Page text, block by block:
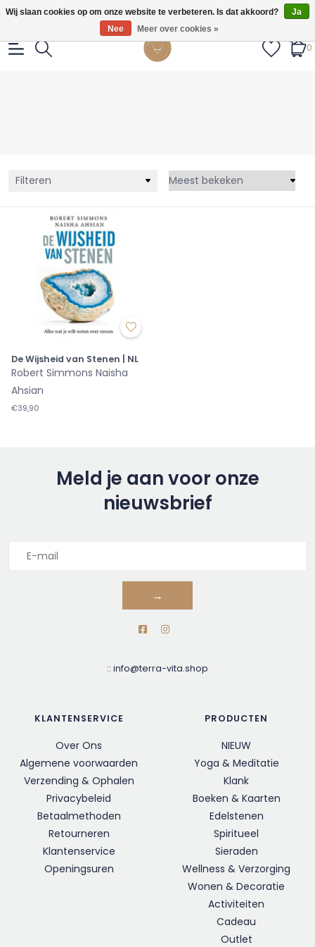
Gratis verzendig vanaf €55.
0
Filteren
De Wijsheid van Stenen | NL
Robert Simmons Naisha
Ahsian
€39,90
Meld je aan voor onze
nieuwsbrief
→
:: info@terra-vita.shop
KLANTENSERVICE
Over Ons
Algemene voorwaarden
Verzending & Ophalen
Privacybeleid
Betaalmethoden
Retourneren
Klantenservice
Openingsuren
PRODUCTEN
NIEUW
Yoga & Meditatie
Klank
Boeken & Kaarten
Edelstenen
Spiritueel
Sieraden
Wellness & Verzorging
Wonen & Decoratie
Activiteiten
Cadeau
Outlet
Wij slaan cookies op om onze website te verbeteren. Is dat akkoord?
Ja
Nee
Meer over cookies »